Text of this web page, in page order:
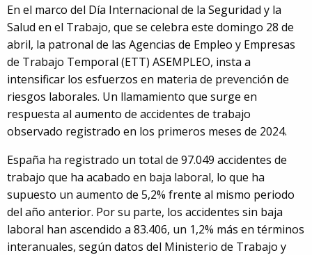
En el marco del Día Internacional de la Seguridad y la
Salud en el Trabajo, que se celebra este domingo 28 de
abril, la patronal de las Agencias de Empleo y Empresas
de Trabajo Temporal (ETT) ASEMPLEO, insta a
intensificar los esfuerzos en materia de prevención de
riesgos laborales. Un llamamiento que surge en
respuesta al aumento de accidentes de trabajo
observado registrado en los primeros meses de 2024.
España ha registrado un total de 97.049 accidentes de
trabajo que ha acabado en baja laboral, lo que ha
supuesto un aumento de 5,2% frente al mismo periodo
del año anterior. Por su parte, los accidentes sin baja
laboral han ascendido a 83.406, un 1,2% más en términos
interanuales, según datos del Ministerio de Trabajo y